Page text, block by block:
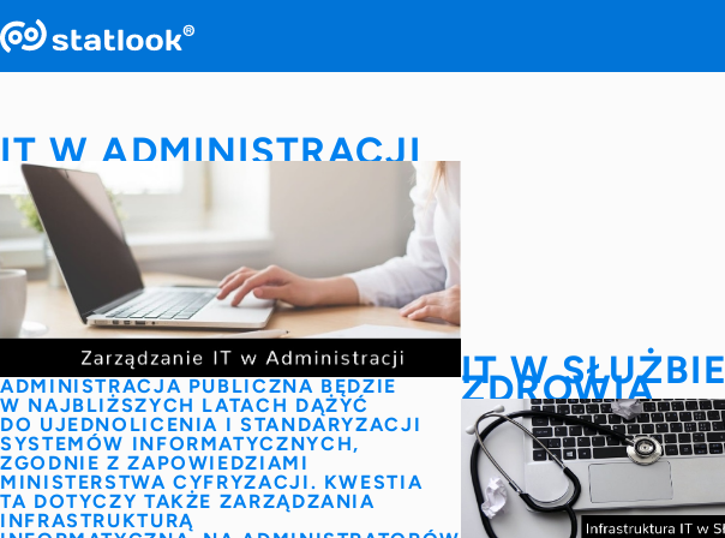
IT W ADMINISTRACJI
ADMINISTRACJA PUBLICZNA BĘDZIE
W NAJBLIŻSZYCH LATACH DĄŻYĆ
DO UJEDNOLICENIA I STANDARYZACJI
SYSTEMÓW INFORMATYCZNYCH,
ZGODNIE Z ZAPOWIEDZIAMI
MINISTERSTWA CYFRYZACJI. KWESTIA
TA DOTYCZY TAKŻE ZARZĄDZANIA
INFRASTRUKTURĄ
IT W SŁUŻBIE
ZDROWIA